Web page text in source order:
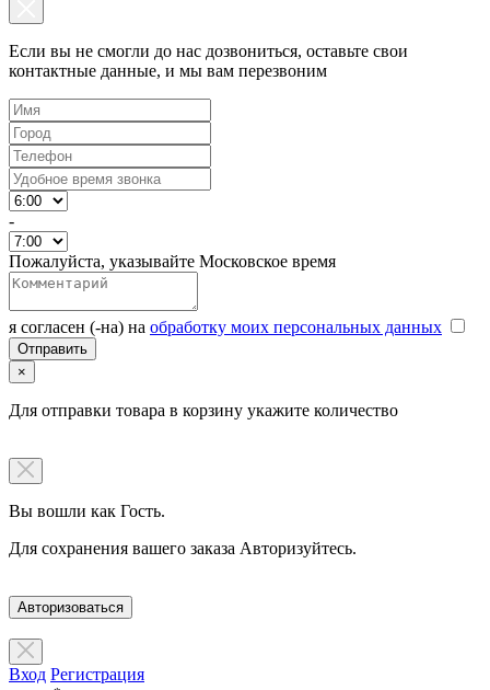
Если вы не смогли до нас дозвониться, оставьте свои
контактные данные, и мы вам перезвоним
-
Пожалуйста, указывайте Московское время
я согласен (-на) на обработку моих персональных данных
×
Для отправки товара в корзину укажите количество
Вы вошли как Гость.
Для сохранения вашего заказа Авторизуйтесь.
Авторизоваться
Вход Регистрация